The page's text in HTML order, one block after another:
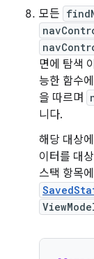
모든
면에 탐색
능한 함수
을 따르며
니다.
해당 대상
이터를 대
스택 항목